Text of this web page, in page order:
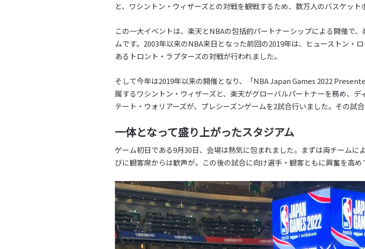
と、ワシントン・ウィザーズとの対戦を観戦するため、数万人のバスケット
この一大イベントは、楽天とNBAの包括的パートナーシップによる開催で
ムです。2003年以来のNBA来日となった前回の2019年は、ヒューストン・
あるトロント・ラプターズの対戦が行われました。
そして今年は2019年以来の開催となり、「NBA Japan Games 2022
属するワシントン・ウィザーズと、楽天がグローバルパートナーを務め、
テート・ウォリアーズが、プレシーズンゲームを2試合行いました。その試
一体となって盛り上がったスタジアム
ゲーム初日である9月30日、会場は熱気に包まれました。まずは両チームに
びに観客席からは歓声が。この後の試合に向け選手・観客ともに興奮を高め